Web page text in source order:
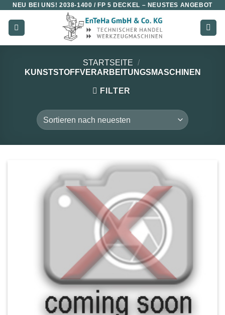
Zum
Inhalt
springen
NEU BEI UNS!2038-1400 / FP 5 DECKEL – NEUSTES ANGEBOT
STARTSEITE /
KUNSTSTOFFVERARBEITUNGSMASCHINEN
FILTER